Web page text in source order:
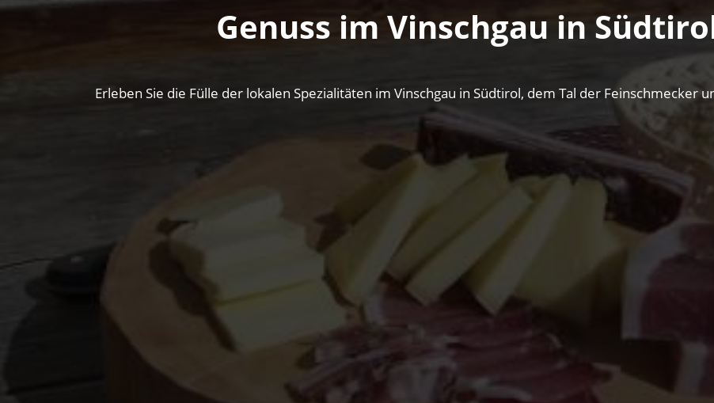
Genuss im Vinschgau in
Erleben Sie die Fülle der lokalen Spezialitäten im Vinschgau in Südtirol, dem Tal der